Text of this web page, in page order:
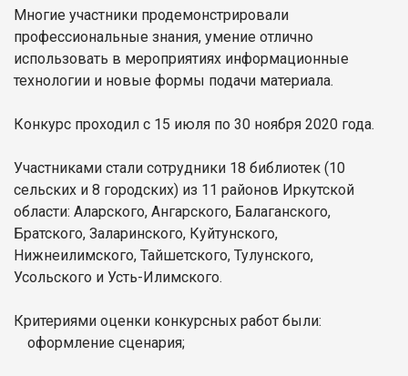
Многие участники продемонстрировали
профессиональные знания, умение отлично
использовать в мероприятиях информационные
технологии и новые формы подачи материала.
Конкурс проходил с 15 июля по 30 ноября 2020 года.
Участниками стали сотрудники 18 библиотек (10
сельских и 8 городских) из 11 районов Иркутской
области: Аларского, Ангарского, Балаганского,
Братского, Заларинского, Куйтунского,
Нижнеилимского, Тайшетского, Тулунского,
Усольского и Усть-Илимского.
Критериями оценки конкурсных работ были:
оформление сценария;